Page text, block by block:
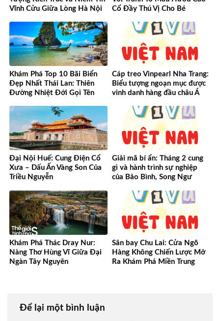
Vĩnh Cửu Giữa Lòng Hà Nội
Cổ Đầy Thú Vị Cho Bé
Khám Phá Top 10 Bãi Biển
Đẹp Nhất Thái Lan: Thiên
Đường Nhiệt Đới Gọi Tên
Cáp treo Vinpearl Nha Trang:
Biểu tượng ngoạn mục được
vinh danh hàng đầu châu Á
Đại Nội Huế: Cung Điện Cổ
Xưa – Dấu Ấn Vàng Son Của
Triều Nguyễn
Giải mã bí ẩn: Tháng 2 cung
gì và hành trình sự nghiệp
của Bảo Bình, Song Ngư
Khám Phá Thác Dray Nur:
Nàng Thơ Hùng Vĩ Giữa Đại
Ngàn Tây Nguyên
Sân bay Chu Lai: Cửa Ngõ
Hàng Không Chiến Lược Mở
Ra Khám Phá Miền Trung
Để lại một bình luận